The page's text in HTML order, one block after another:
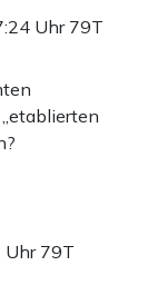
Uhr 79T
„etablierten
Uhr 79T